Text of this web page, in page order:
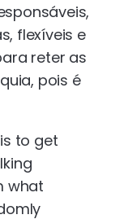
flexíveis e
reter as
pois é
to get
what